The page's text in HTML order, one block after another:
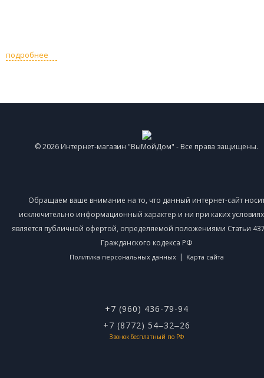
подробнее
© 2026 Интернет-магазин "ВыМойДом" - Все права защищены.
Обращаем ваше внимание на то, что данный интернет-сайт
исключительно информационный характер и ни при каких
является публичной офертой, определяемой положениями Статьи
Гражданского кодекса РФ
Политика персональных данных | Карта сайта
+7 (960) 436-79-94
+7 (8772) 54‒32‒26
Звонок бесплатный по РФ